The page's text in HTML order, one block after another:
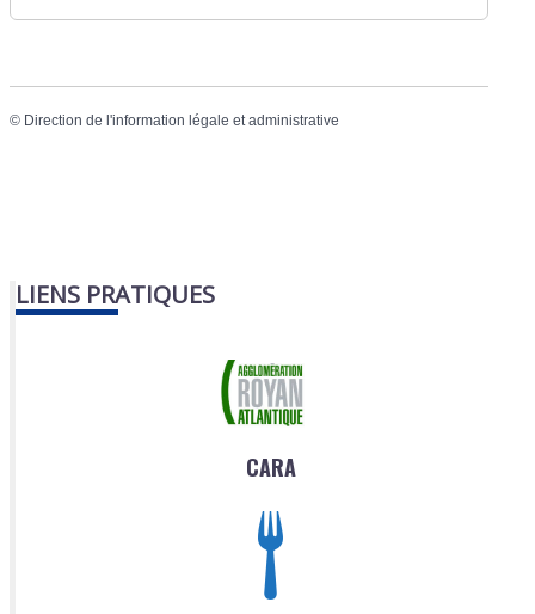
© Direction de l'information légale et administrative
LIENS PRATIQUES
CARA